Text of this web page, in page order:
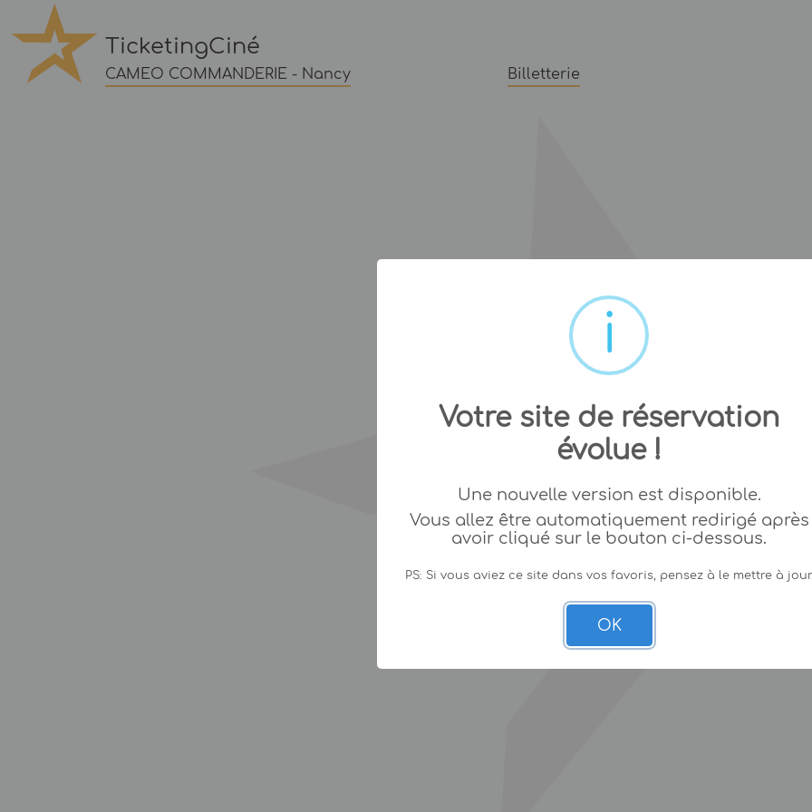
TicketingCiné
CAMEO COMMANDERIE - Nancy Billetterie
Votre site de réservation
évolue !
Une nouvelle version est disponible.
Vous allez être automatiquement redirigé après
avoir cliqué sur le bouton ci-dessous.
PS: Si vous aviez ce site dans vos favoris, pensez à le mettre à
OK